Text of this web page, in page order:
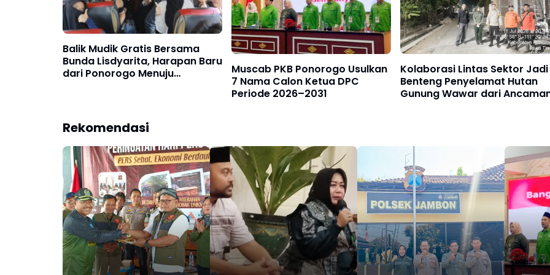
Balik Mudik Gratis Bersama
Bunda Lisdyarita, Harapan Baru
dari Ponorogo Menuju
Muscab PKB Ponorogo Usulkan
7 Nama Calon Ketua DPC
Periode 2026–2031
Kolaborasi Lintas Sektor Jadi
Benteng Penyelamat Hutan
Gunung Wawar dari
Rekomendasi